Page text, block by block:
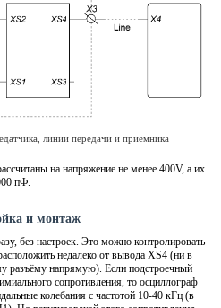
линии передачи и приёмника
на напряжение не менее 400V, а их
пФ.
и монтаж
без настроек. Это можно контролировать
недалеко от вывода XS4 (ни в
разъёму напрямую). Если подстроечный
сопротивления, то осциллограф
колебания с частотой 10-40 кГц (в